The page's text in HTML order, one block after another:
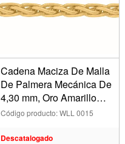
Cadena Maciza De Malla
De Palmera Mecánica De
4,30 mm, Oro Amarillo
De18 Quilates. Ref.
Código producto: WLL 0015
Descatalogado